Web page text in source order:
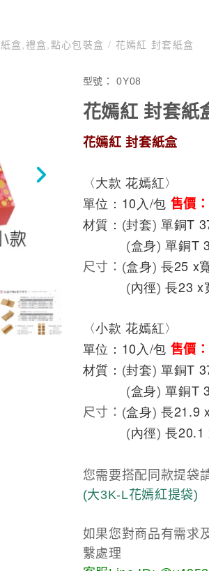
紙盒,禮盒,點心包裝盒 / 花嫣紅 封套紙盒
型號：0Y08
花嫣紅 封套紙
花嫣紅 封套紙盒
〈大款 花嫣紅〉
單位：10入/包 售價
材質： (封套) 單銅T
(盒身)單銅T
尺寸：(盒身) 長25 x
(內徑)長23 x
〈小款 花嫣紅〉
單位：10入/包 售價
材質： (封套) 單銅T
(盒身)單銅T
尺寸：(盒身) 長21.9
(內徑)長20.1
您需要搭配同款提袋
(大3K-L花嫣紅提袋)
如果您對商品有需求
繫處理